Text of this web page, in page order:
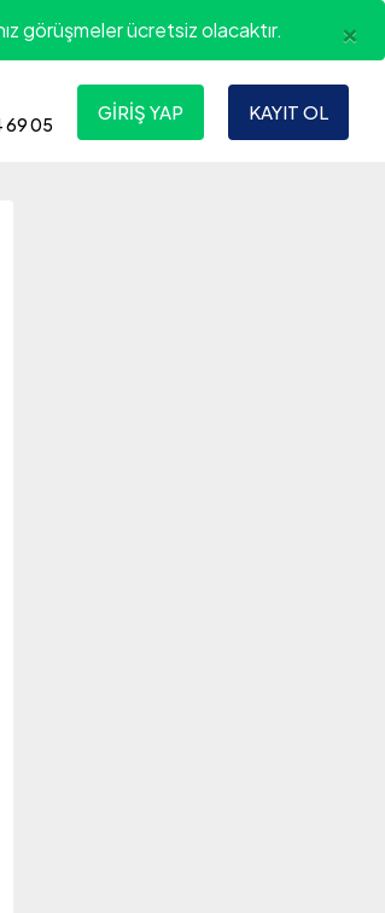
görüşmeler ücretsiz olacaktır. ×
69 05
GIRIŞ YAP KAYIT OL